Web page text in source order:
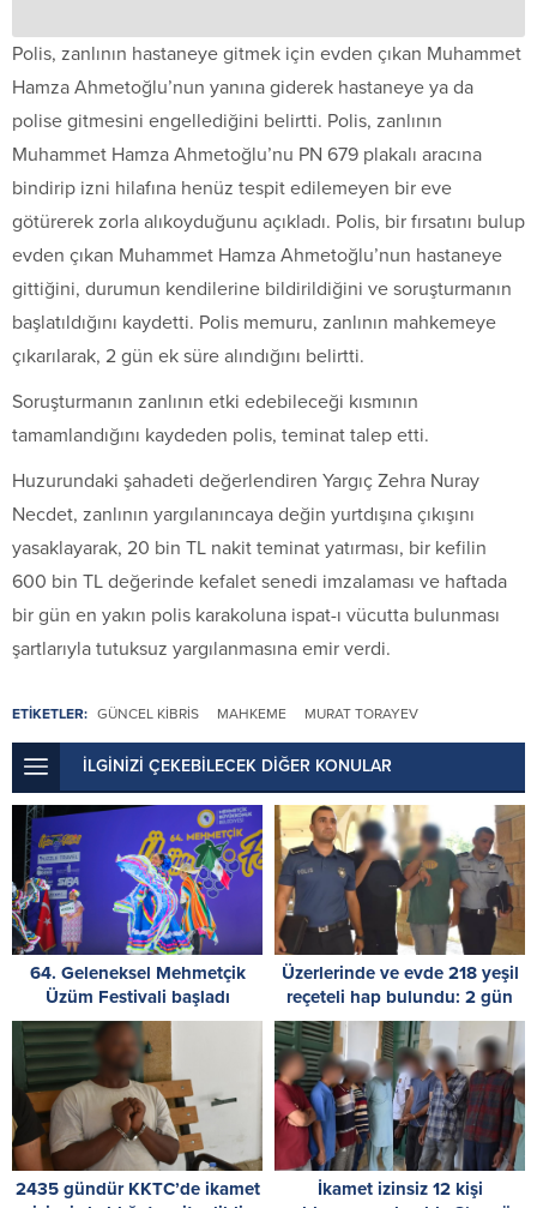
Polis, zanlının hastaneye gitmek için evden çıkan Muhammet
Hamza Ahmetoğlu’nun yanına giderek hastaneye ya da
polise gitmesini engellediğini belirtti. Polis, zanlının
Muhammet Hamza Ahmetoğlu’nu PN 679 plakalı aracına
bindirip izni hilafına henüz tespit edilemeyen bir eve
götürerek zorla alıkoyduğunu açıkladı. Polis, bir fırsatını bulup
evden çıkan Muhammet Hamza Ahmetoğlu’nun hastaneye
gittiğini, durumun kendilerine bildirildiğini ve soruşturmanın
başlatıldığını kaydetti. Polis memuru, zanlının mahkemeye
çıkarılarak, 2 gün ek süre alındığını belirtti.
Soruşturmanın zanlının etki edebileceği kısmının
tamamlandığını kaydeden polis, teminat talep etti.
Huzurundaki şahadeti değerlendiren Yargıç Zehra Nuray
Necdet, zanlının yargılanıncaya değin yurtdışına çıkışını
yasaklayarak, 20 bin TL nakit teminat yatırması, bir kefilin
600 bin TL değerinde kefalet senedi imzalaması ve haftada
bir gün en yakın polis karakoluna ispat-ı vücutta bulunması
şartlarıyla tutuksuz yargılanmasına emir verdi.
ETİKETLER: GÜNCEL KIBRIS MAHKEME MURAT TORAYEV
İLGİNİZİ ÇEKEBİLECEK DİĞER KONULAR
64. Geleneksel Mehmetçik
Üzüm Festivali başladı
Üzerlerinde ve evde 218 yeşil
reçeteli hap bulundu: 2 gün
tutuklu kalacaklar
2435 gündür KKTC’de ikamet
İkamet izinsiz 12 kişi